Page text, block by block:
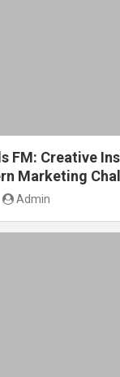
FM: Creative
Marketing
Admin